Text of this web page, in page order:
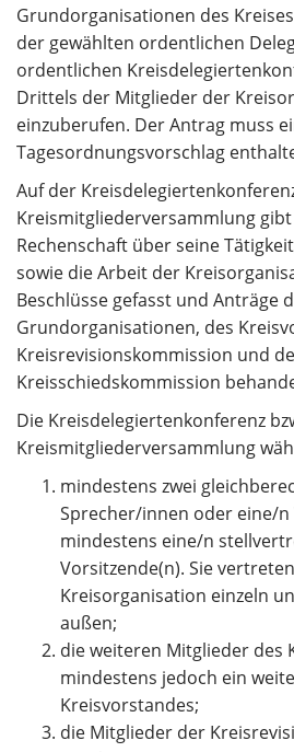
Grundorganisationen des
der gewählten ordentlichen
ordentlichen
Drittels der Mitglieder der
einzuberufen. Der Antrag muss
Tagesordnungsvorschlag
Auf der
Kreismitgliederversammlung
Rechenschaft über seine
sowie die Arbeit der
Beschlüsse gefasst und Anträge
Grundorganisationen, des
Kreisrevisionskommission und
Kreisschiedskommission
Die Kreisdelegiertenkonferenz
Kreismitgliederversammlung
mindestens zwei
Sprecher/innen oder eine/
mindestens eine/n
Vorsitzende(n). Sie
Kreisorganisation einzeln
außen;
die weiteren Mitglieder des
mindestens jedoch ein
Kreisvorstandes;
die Mitglieder der